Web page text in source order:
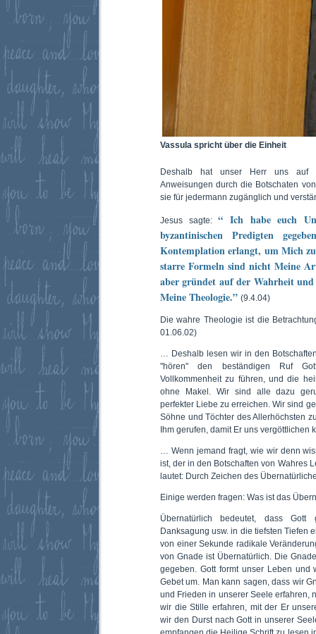
Vassula spricht über die Einheit
Deshalb hat unser Herr uns auf
Anweisungen durch die Botschaten
sie für jedermann zugänglich und
Jesus sagte:“ Ich habe euch
byzantinischen Predigten
Kontemplation erlangt, um Mich
starre Formeln sind nicht Meine
aber gründet auf der Wahrheit
Meine Theologie.” (9.4.04)
Die wahre Theologie ist die
01.06.02)
… Deshalb lesen wir in den
"hören" den beständigen Ruf
Vollkommenheit zu führen, und die
ohne Makel. Wir sind alle dazu
perfekter Liebe zu erreichen. Wir sind
Söhne und Töchter des Allerhöchsten
Ihm gerufen, damit Er uns vergöttlichen
… Wenn jemand fragt, wie wir denn
ist, der in den Botschaften von Wahres
lautet: Durch Zeichen des
Einige werden fragen: Was ist das
Übernatürlich bedeutet, dass Gott
Danksagung usw. in die tiefsten Tiefen
von einer Sekunde radikale
von Gnade ist Übernatürlich. Die
gegeben. Gott formt unser Leben
Gebet um. Man kann sagen, dass wir
und Frieden in unserer Seele erfahren,
wir die Stille erfahren, mit der Er
wir den Durst nach Gott in unserer